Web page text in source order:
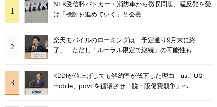
NHK受信料パトカー・消防車から徴収問題、猛反発を受
け「検討を進めていく」と会長
楽天モバイルのローミングは「予定通り9月末に終
了」 ただし「ルーラル限定で継続」の可能性も
KDDIが値上げしても解約率が低下した理由 au、UQ
mobile、povoを循環させ「脱・販促費競争」へ